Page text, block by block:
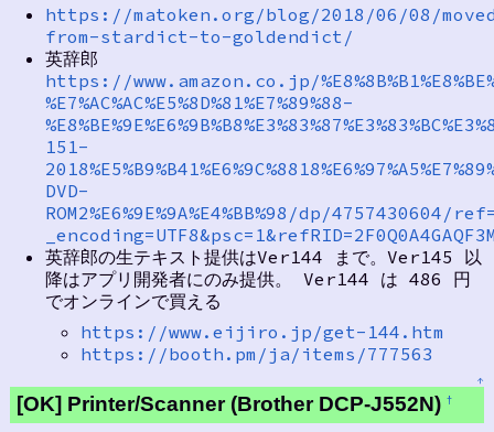
https://matoken.org/blog/2018/06/08/
from-stardict-to-goldendict/
英辞郎
https://www.amazon.co.jp/
%E7%AC%AC%E5%8D%81%E7%89%88-
151-
DVD-
ROM2%E6%9E%9A%E4%BB%98/dp/4757430604/
英辞郎の生テキスト提供はVer144 まで。Ver145 以
降はアプリ開発者にのみ提供。 Ver144 は 486 円
でオンラインで買える
https://www.eijiro.jp/get-144.htm
https://booth.pm/ja/items/777563
↑
[OK] Printer/Scanner (Brother DCP-J552N) †